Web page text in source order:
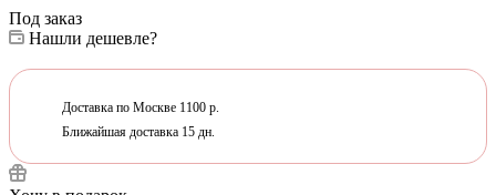
Под заказ
Нашли дешевле?
Доставка по Москве 1100 р.
Ближайшая доставка 15 дн.